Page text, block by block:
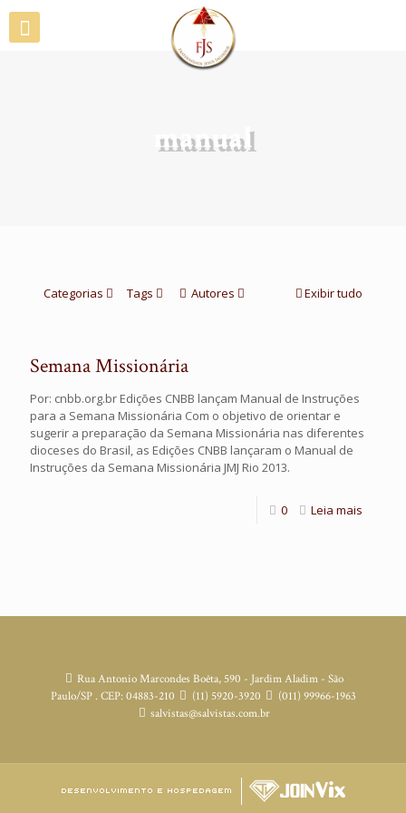
manual
Categorias Tags Autores Exibir tudo
Semana Missionária
Por: cnbb.org.br Edições CNBB lançam Manual de Instruções
para a Semana Missionária Com o objetivo de orientar e
sugerir a preparação da Semana Missionária nas diferentes
dioceses do Brasil, as Edições CNBB lançaram o Manual de
Instruções da Semana Missionária JMJ Rio 2013.
0 Leia mais
Rua Antonio Marcondes Boêta, 590 - Jardim Aladim - São
Paulo/SP . CEP: 04883-210
(11) 5920-3920
(011) 99966-1963
salvistas@salvistas.com.br